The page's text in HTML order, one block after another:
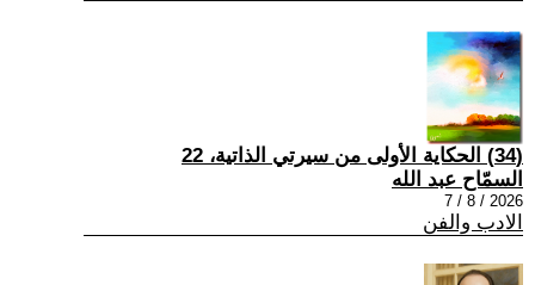
(34) الحكاية الأولى من سيرتي الذاتية، 22
السمّاح عبد الله
2026 / 8 / 7
الادب والفن